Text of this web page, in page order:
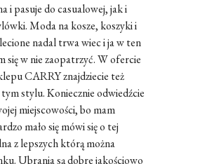
i pasuje do casualowej, jak i
Moda na kosze, koszyki i
nadal trwa wiec i ja w ten
się w nie zaopatrzyć. W ofercie
CARRY znajdziecie też
stylu. Koniecznie odwiedźcie
miejscowości, bo mam
mało się mówi się o tej
z lepszych którą można
Ubrania są dobre jakościowo